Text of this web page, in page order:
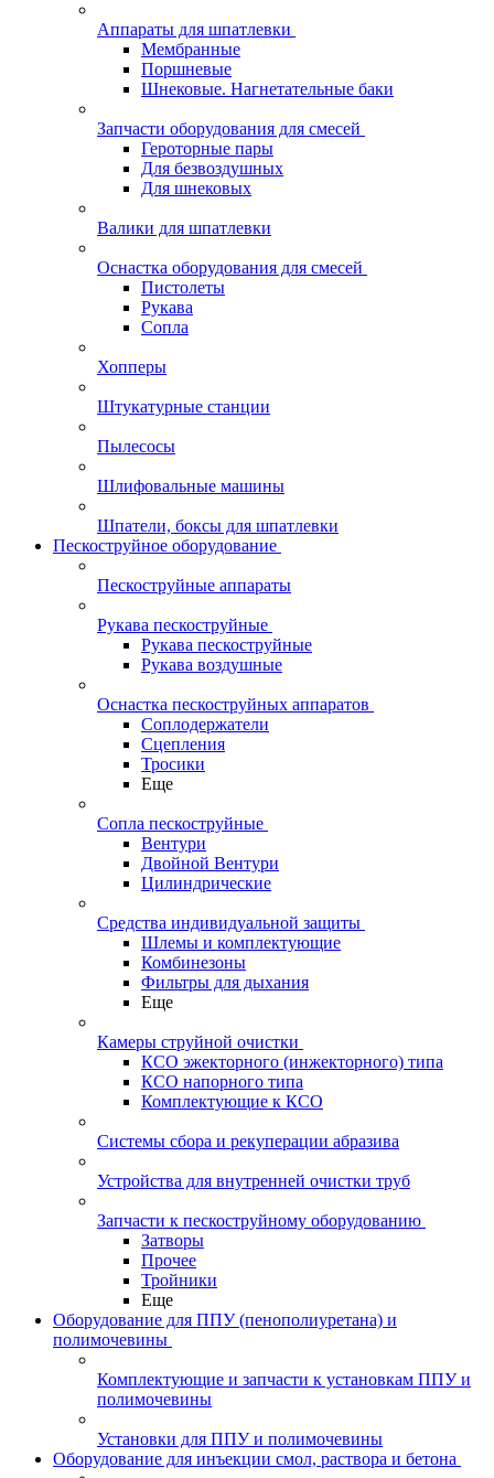
Аппараты для шпатлевки
Мембранные
Поршневые
Шнековые. Нагнетательные баки
Запчасти оборудования для смесей
Героторные пары
Для безвоздушных
Для шнековых
Валики для шпатлевки
Оснастка оборудования для смесей
Пистолеты
Рукава
Сопла
Хопперы
Штукатурные станции
Пылесосы
Шлифовальные машины
Шпатели, боксы для шпатлевки
Пескоструйное оборудование
Пескоструйные аппараты
Рукава пескоструйные
Рукава пескоструйные
Рукава воздушные
Оснастка пескоструйных аппаратов
Соплодержатели
Сцепления
Тросики
Еще
Сопла пескоструйные
Вентури
Двойной Вентури
Цилиндрические
Средства индивидуальной защиты
Шлемы и комплектующие
Комбинезоны
Фильтры для дыхания
Еще
Камеры струйной очистки
КСО эжекторного (инжекторного) типа
КСО напорного типа
Комплектующие к КСО
Системы сбора и рекуперации абразива
Устройства для внутренней очистки труб
Запчасти к пескоструйному оборудованию
Затворы
Прочее
Тройники
Еще
Оборудование для ППУ (пенополиуретана) и
полимочевины
Комплектующие и запчасти к установкам ППУ и
полимочевины
Установки для ППУ и полимочевины
Оборудование для инъекции смол, раствора и бетона